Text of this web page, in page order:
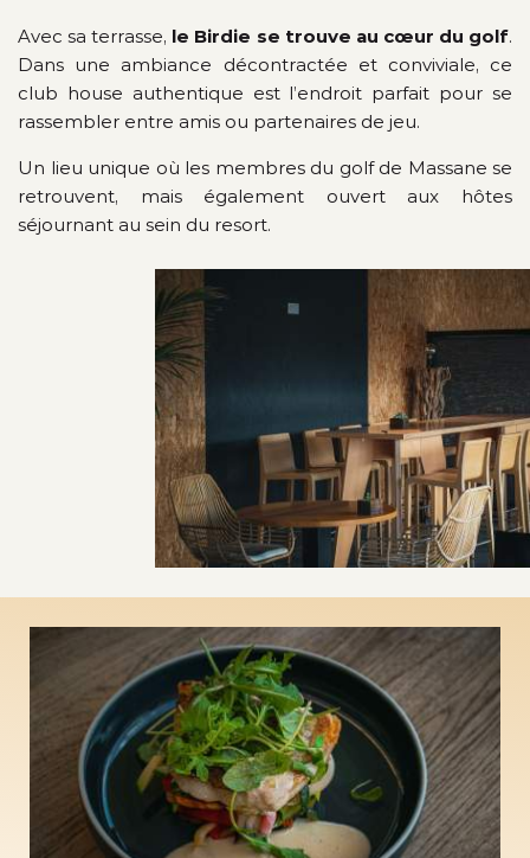
Avec sa terrasse, le Birdie se trouve au cœur du golf.
Dans une ambiance décontractée et conviviale, ce
club house authentique est l’endroit parfait pour se
rassembler entre amis ou partenaires de jeu.
Un lieu unique où les membres du golf de Massane se
retrouvent, mais également ouvert aux hôtes
séjournant au sein du resort.